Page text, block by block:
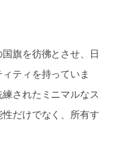
旗を彷彿とさせ、日
ティを持っていま
されたミニマルなス
だけでなく、所有す